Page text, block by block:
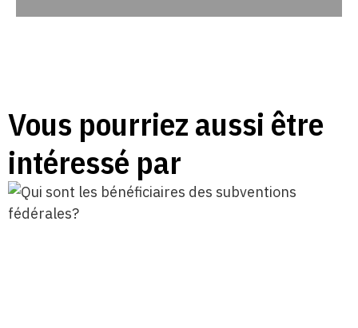
Vous pourriez aussi être
intéressé par